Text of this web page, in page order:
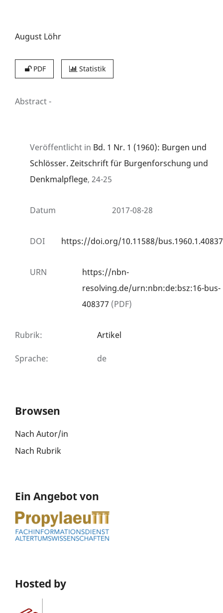
August Löhr
PDF Statistik
Abstract-
Veröffentlicht in Bd. 1 Nr. 1 (1960): Burgen und
Schlösser. Zeitschrift für Burgenforschung und
Denkmalpflege, 24-25
Datum 2017-08-28
DOI https://doi.org/10.11588/bus.1960.1.40837
URN
https://nbn-
resolving.de/urn:nbn:de:bsz:16-bus-
408377 (PDF)
Rubrik: Artikel
Sprache: de
Browsen
Nach Autor/in
Nach Rubrik
Ein Angebot von
Hosted by